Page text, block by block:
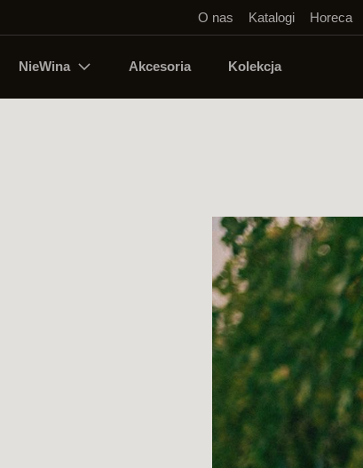
O nas Katalogi Horeca
NieWina Akcesoria Kolekcja